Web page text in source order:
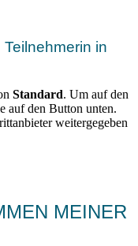
in
Standard. Um auf den
auf den Button unten.
weitergegeben
MEINER